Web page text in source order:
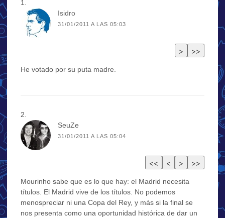
Isidro
31/01/2011 A LAS 05:03
He votado por su puta madre.
SeuZe
31/01/2011 A LAS 05:04
Mourinho sabe que es lo que hay: el Madrid necesita
títulos. El Madrid vive de los títulos. No podemos
menospreciar ni una Copa del Rey, y más si la final se
nos presenta como una oportunidad histórica de dar un